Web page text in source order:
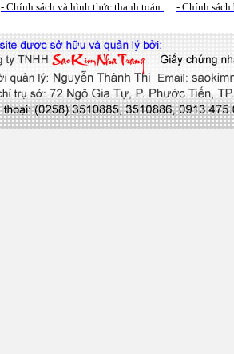
- Chính sách và hình thức thanh toán - Chính sách